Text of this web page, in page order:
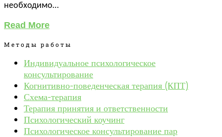
необходимо…
Read More
Методы работы
Индивидуальное психологическое
консультирование
Когнитивно-поведенческая терапия (КПТ)
Схема-терапия
Терапия принятия и ответственности
Психологический коучинг
Психологическое консультирование пар